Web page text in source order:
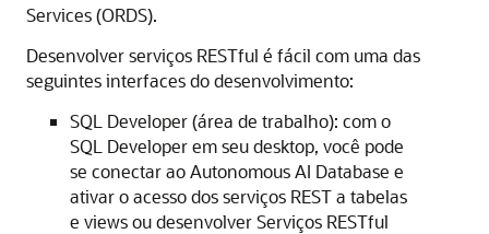
Services (ORDS).
Desenvolver serviços RESTful é fácil com uma das
seguintes interfaces do desenvolvimento:
SQL Developer (área de trabalho): com o
SQL Developer em seu desktop, você pode
se conectar ao Autonomous AI Database e
ativar o acesso dos serviços REST a tabelas
e views ou desenvolver Serviços RESTful